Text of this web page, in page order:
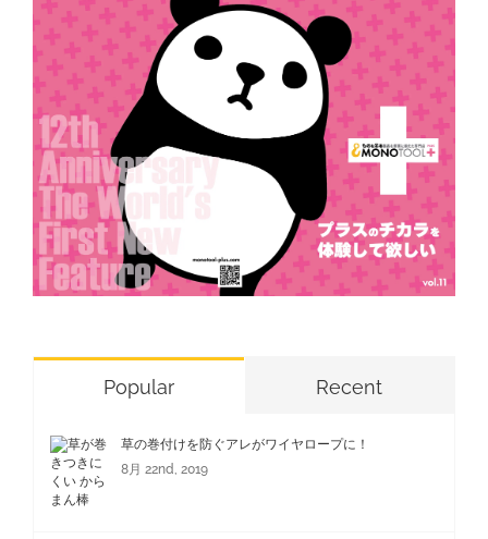
Popular Recent
草の巻付けを防ぐアレがワイヤロープに！
8月 22nd, 2019